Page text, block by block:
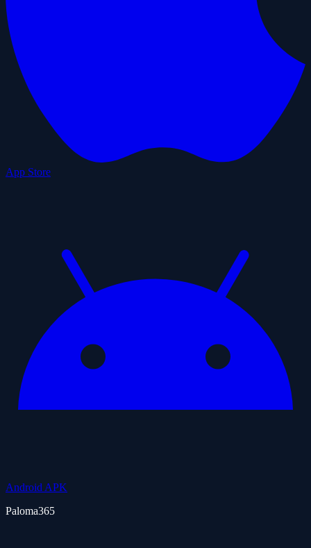
App Store
Android APK
Paloma365